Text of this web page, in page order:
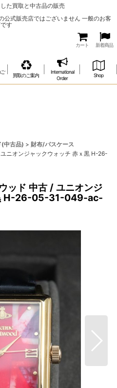
た買取と中古品の販売
公式販売店ではございません 一般のお客
す
カート 新着商品
買取のご案内
International
Order
Shop
(中古品) > 財布/パスケース
ニオンジャックウォッチ 赤ｘ黒 H-26-
ッド 中古 / ユニオンジ
H-26-05-31-049-ac-